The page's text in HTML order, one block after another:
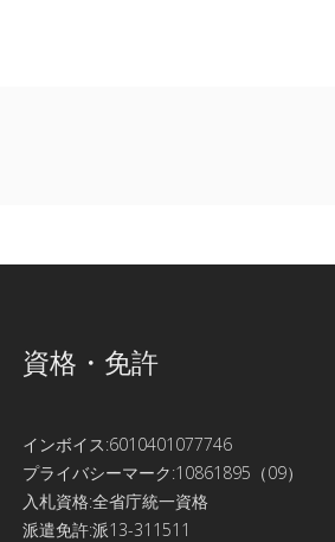
資格・免許
インボイス:6010401077746
プライバシーマーク:10861895（09）
入札資格:全省庁統一資格
派遣免許:派13-311511